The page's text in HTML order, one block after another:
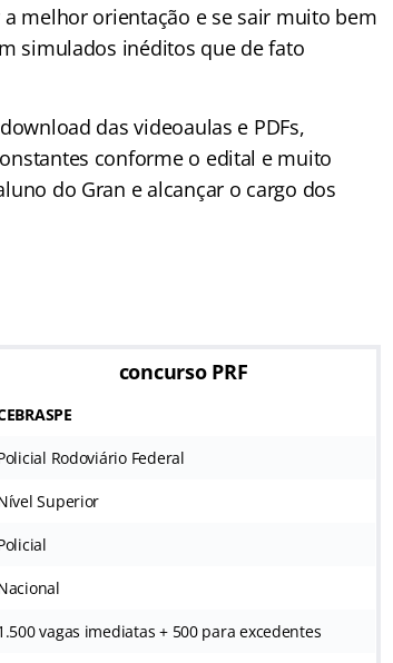
melhor orientação e se sair muito bem
simulados inéditos que de fato
das videoaulas e PDFs,
conforme o edital e muito
do Gran e alcançar o cargo dos
concurso PRF
Rodoviário Federal
Superior
vagas imediatas + 500 para excedentes